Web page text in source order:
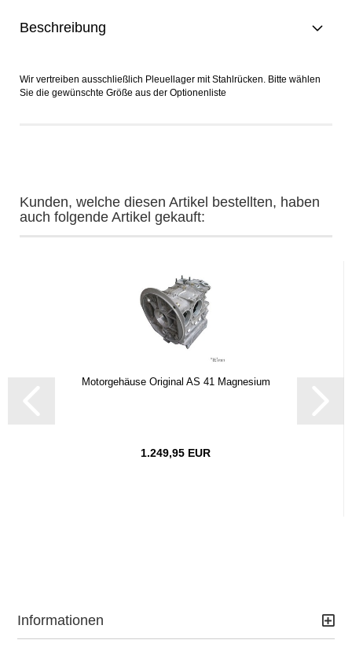
Beschreibung
Wir vertreiben ausschließlich Pleuellager mit Stahlrücken. Bitte wählen
Sie die gewünschte Größe aus der Optionenliste
Kunden, welche diesen Artikel bestellten, haben
auch folgende Artikel gekauft:
Motorgehäuse Original AS 41 Magnesium
1.249,95 EUR
Informationen